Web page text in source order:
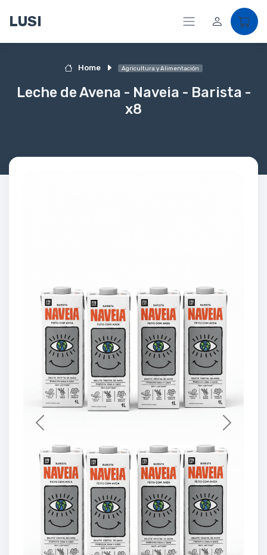
LUSI
Home Agricultura y Alimentación
Leche de Avena - Naveia - Barista -
x8
Previous Next